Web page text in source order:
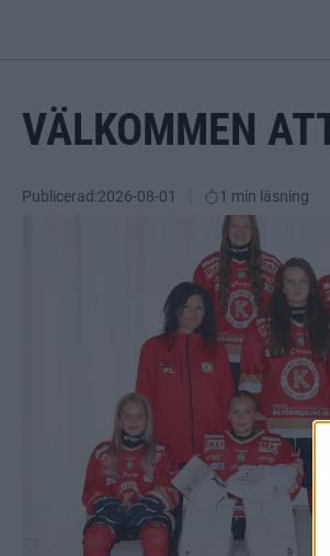
VÄLKOMMEN
Publicerad:2026-08-01 1 min läsning